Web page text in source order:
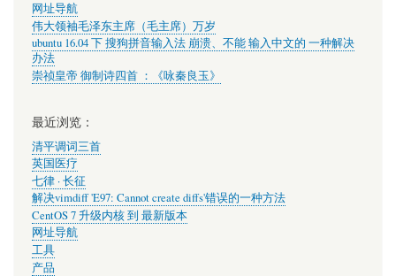
网址导航
伟大领袖毛泽东主席（毛主席）万岁
ubuntu 16.04 下 搜狗拼音输入法 崩溃、不能 输入中文的 一种解决
办法
崇祯皇帝 御制诗四首 ：《咏秦良玉》
最近浏览：
清平调词三首
英国医疗
七律 · 长征
解决vimdiff 'E97: Cannot create diffs'错误的一种方法
CentOS 7 升级内核 到 最新版本
网址导航
工具
产品